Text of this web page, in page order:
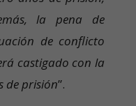
la pena de
de conflicto
castigado con la
de prisión”.